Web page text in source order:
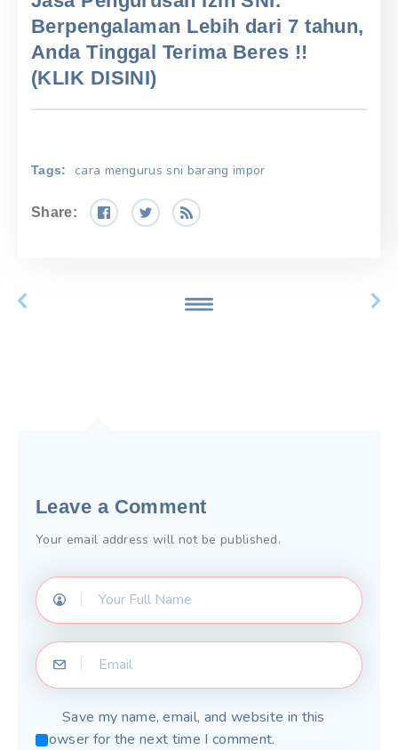
Berpengalaman Lebih dari 7 tahun,
Anda Tinggal Terima Beres !!
(KLIK DISINI)
Tags: cara mengurus sni barang impor
Share:
Leave a Comment
Your email address will not be published.
Save my name, email, and website in this
browser for the next time I comment.